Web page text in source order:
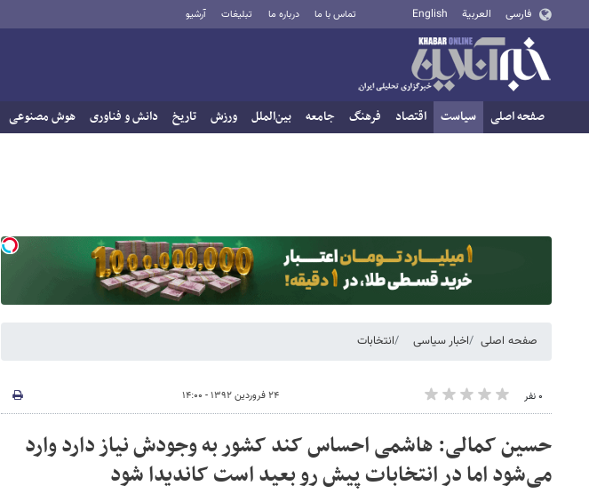
فارسی العربية English تماس با ما درباره ما تبلیغات آرشیو
صفحه اصلی سیاست اقتصاد فرهنگ جامعه بین‌الملل ورزش تاریخ دانش و فناوری هوش مصنوعی
صفحه اصلی اخبار سیاسی انتخابات
۰ نفر ۲۴ فروردین ۱۳۹۲ - ۱۴:۰۰
حسین کمالی: هاشمی احساس کند کشور به وجودش نیاز دارد وارد
می‌شود اما در انتخابات پیش رو بعید است کاندیدا شود